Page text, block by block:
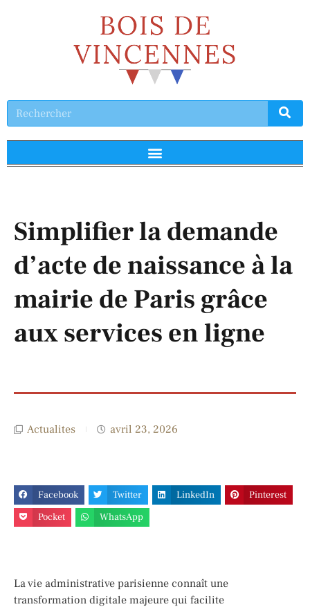
Simplifier la demande
d’acte de naissance à la
mairie de Paris grâce
aux services en ligne
Actualites avril 23, 2026
Facebook Twitter LinkedIn
Pinterest
Pocket
WhatsApp
La vie administrative parisienne connaît une
transformation digitale majeure qui facilite